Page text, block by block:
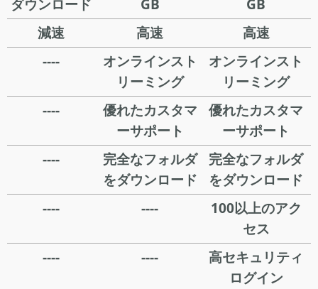
ダウンロード
GB
GB
減速
高速
高速
----
オンラインスト
リーミング
オンラインスト
リーミング
----
優れたカスタマ
ーサポート
優れたカスタマ
ーサポート
----
完全なフォルダ
をダウンロード
完全なフォルダ
をダウンロード
----
----
100以上のアク
セス
----
----
高セキュリティ
ログイン